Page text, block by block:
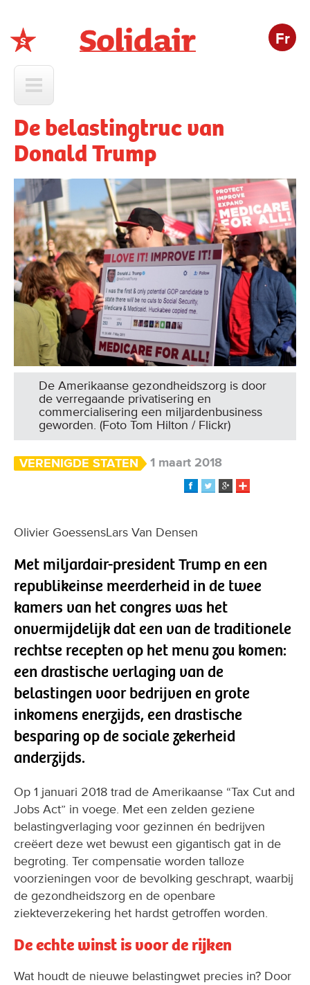
Fr
De belastingtruc van
Donald Trump
De Amerikaanse gezondheidszorg is door
de verregaande privatisering en
commercialisering een miljardenbusiness
geworden. (Foto Tom Hilton / Flickr)
VERENIGDE STATEN 1 maart 2018
Olivier GoessensLars Van Densen
Met miljardair-president Trump en een
republikeinse meerderheid in de twee
kamers van het congres was het
onvermijdelijk dat een van de traditionele
rechtse recepten op het menu zou komen:
een drastische verlaging van de
belastingen voor bedrijven en grote
inkomens enerzijds, een drastische
besparing op de sociale zekerheid
anderzijds.
Op 1 januari 2018 trad de Amerikaanse “Tax Cut and
Jobs Act” in voege. Met een zelden geziene
belastingverlaging voor gezinnen én bedrijven
creëert deze wet bewust een gigantisch gat in de
begroting. Ter compensatie worden talloze
voorzieningen voor de bevolking geschrapt, waarbij
de gezondheidszorg en de openbare
ziekteverzekering het hardst getroffen worden.
De echte winst is voor de rijken
Wat houdt de nieuwe belastingwet precies in? Door